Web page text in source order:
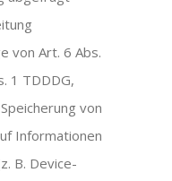
von Art. 6 Abs.
1 TDDDG,
von
Informationen
B. Device-